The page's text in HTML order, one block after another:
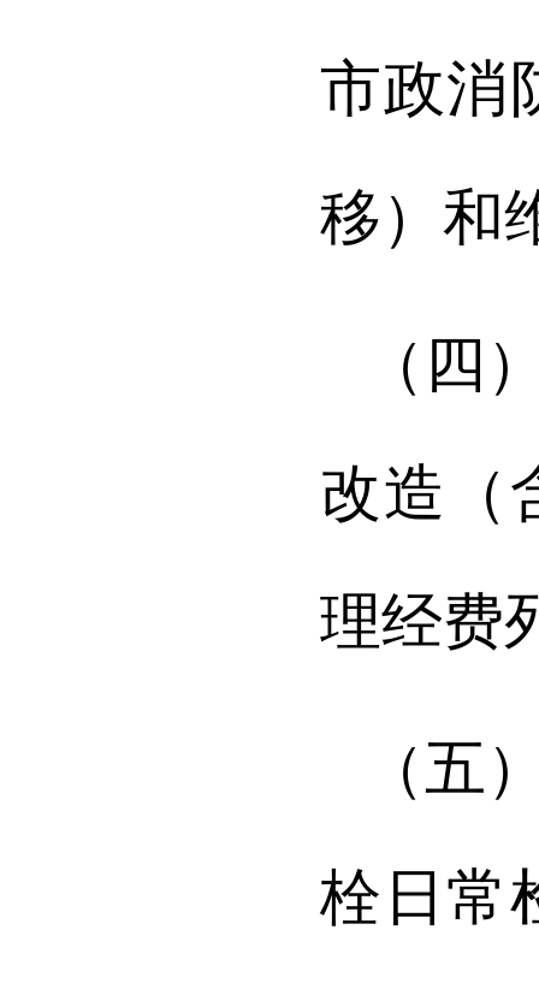
市政消
移）和
（四
改造（
理经费
（五
栓日常